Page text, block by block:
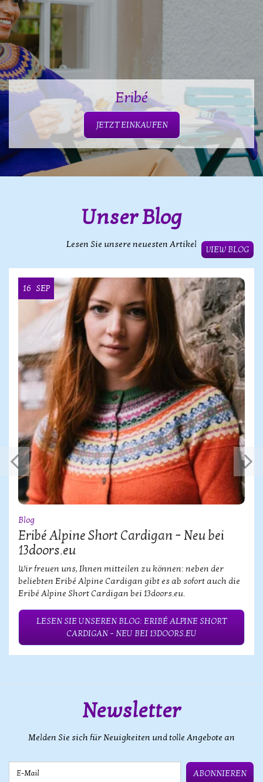
Eribé
JETZT EINKAUFEN
Unser Blog
Lesen Sie unsere neuesten Artikel
VIEW BLOG
16 SEP
Blog
Eribé Alpine Short Cardigan – Neu bei
13doors.eu
Wir freuen uns, Ihnen mitteilen zu können: neben der
beliebten Eribé Alpine Cardigan gibt es ab sofort auch die
Eribé Alpine Short Cardigan bei 13doors.eu.
LESEN SIE UNSEREN BLOG: ERIBÉ ALPINE SHORT
CARDIGAN – NEU BEI 13DOORS.EU
Newsletter
Melden Sie sich für Neuigkeiten und tolle Angebote an
ABONNIEREN